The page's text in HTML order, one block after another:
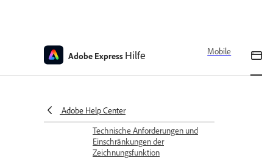
Adobe Express Hilfe Mobile
Adobe Help Center
für Organisationen, Freigabe
Zeichnen mit Pinseln
Technische Anforderungen und
Einschränkungen der
Zeichnungsfunktion